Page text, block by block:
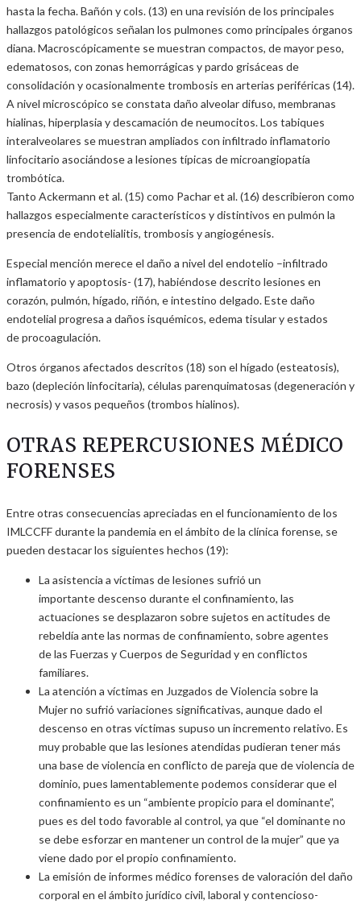
hasta la fecha. Bañón y cols. (13) en una revisión de los principales
hallazgos patológicos señalan los pulmones como principales órganos
diana. Macroscópicamente se muestran compactos, de mayor peso,
edematosos, con zonas hemorrágicas y pardo grisáceas de
consolidación y ocasionalmente trombosis en arterias periféricas (14).
A nivel microscópico se constata daño alveolar difuso, membranas
hialinas, hiperplasia y descamación de neumocitos. Los tabiques
interalveolares se muestran ampliados con infiltrado inflamatorio
linfocitario asociándose a lesiones típicas de microangiopatía
trombótica.
Tanto Ackermann et al. (15) como Pachar et al. (16) describieron como
hallazgos especialmente característicos y distintivos en pulmón la
presencia de endotelialitis, trombosis y angiogénesis.
Especial mención merece el daño a nivel del endotelio –infiltrado
inflamatorio y apoptosis- (17), habiéndose descrito lesiones en
corazón, pulmón, hígado, riñón, e intestino delgado. Este daño
endotelial progresa a daños isquémicos, edema tisular y estados
de procoagulación.
Otros órganos afectados descritos (18) son el hígado (esteatosis),
bazo (depleción linfocitaria), células parenquimatosas (degeneración y
necrosis) y vasos pequeños (trombos hialinos).
OTRAS REPERCUSIONES MÉDICO
FORENSES
Entre otras consecuencias apreciadas en el funcionamiento de los
IMLCCFF durante la pandemia en el ámbito de la clínica forense, se
pueden destacar los siguientes hechos (19):
La asistencia a víctimas de lesiones sufrió un
importante descenso durante el confinamiento, las
actuaciones se desplazaron sobre sujetos en actitudes de
rebeldía ante las normas de confinamiento, sobre agentes
de las Fuerzas y Cuerpos de Seguridad y en conflictos
familiares.
La atención a víctimas en Juzgados de Violencia sobre la
Mujer no sufrió variaciones significativas, aunque dado el
descenso en otras víctimas supuso un incremento relativo. Es
muy probable que las lesiones atendidas pudieran tener más
una base de violencia en conflicto de pareja que de violencia de
dominio, pues lamentablemente podemos considerar que el
confinamiento es un “ambiente propicio para el dominante”,
pues es del todo favorable al control, ya que “el dominante no
se debe esforzar en mantener un control de la mujer” que ya
viene dado por el propio confinamiento.
La emisión de informes médico forenses de valoración del daño
corporal en el ámbito jurídico civil, laboral y contencioso-